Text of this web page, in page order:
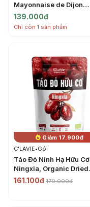
Mayonnaise de Dijon
(235g) - AMORA
139.000đ
Chỉ còn 1 sản phẩm
Giảm 17.900đ
C'LAVIE•Gói
Táo Đỏ Ninh Hạ Hữu Cơ,
Ningxia, Organic Dried
Jujube (450g) - C'LAVIE
161.100đ 179.000đ